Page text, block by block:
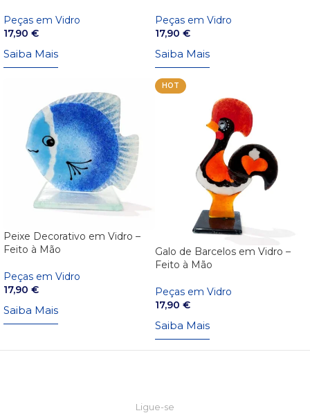
Peças em Vidro
17,90 €
Saiba Mais
Peças em Vidro
17,90 €
Saiba Mais
Peixe Decorativo em Vidro –
Feito à Mão
Peças em Vidro
17,90 €
Saiba Mais
HOT
Galo de Barcelos em Vidro –
Feito à Mão
Peças em Vidro
17,90 €
Saiba Mais
Ligue-se